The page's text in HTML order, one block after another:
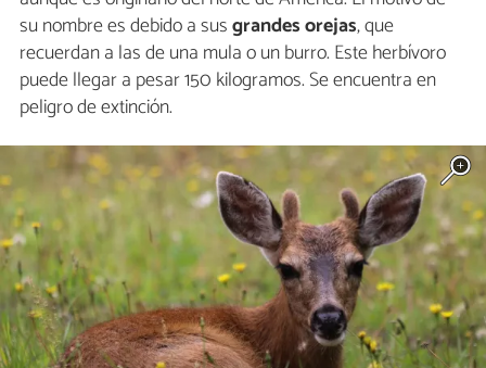
su nombre es debido a susgrandes orejas, que
recuerdan a las de una mula o un burro. Este herbívoro
puede llegar a pesar 150 kilogramos. Se encuentra en
peligro de extinción.